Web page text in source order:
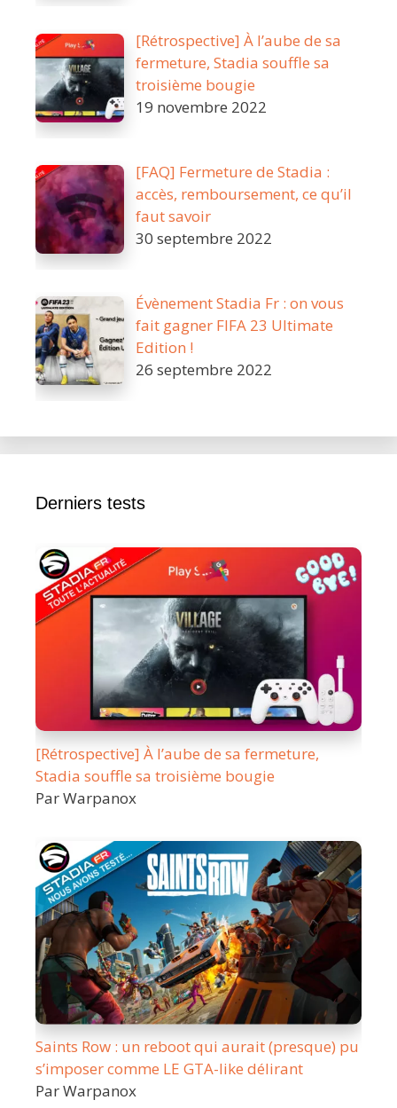
[Rétrospective] À l’aube de sa
fermeture, Stadia souffle sa
troisième bougie
19 novembre 2022
[FAQ] Fermeture de Stadia :
accès, remboursement, ce qu’il
faut savoir
30 septembre 2022
Évènement Stadia Fr : on vous
fait gagner FIFA 23 Ultimate
Edition !
26 septembre 2022
Derniers tests
[Rétrospective] À l’aube de sa fermeture,
Stadia souffle sa troisième bougie
Par Warpanox
Saints Row : un reboot qui aurait (presque) pu
s’imposer comme LE GTA-like délirant
Par Warpanox